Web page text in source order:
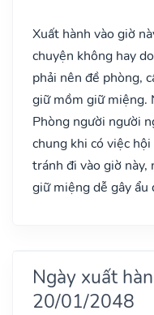
Xuất hành vào giờ
chuyện không hay
phải nên đề phòng,
giữ mồm giữ miệng.
Phòng người người
chung khi có việc
tránh đi vào giờ này,
giữ miệng dễ gây ẩu
Ngày xuất
20/01/2048